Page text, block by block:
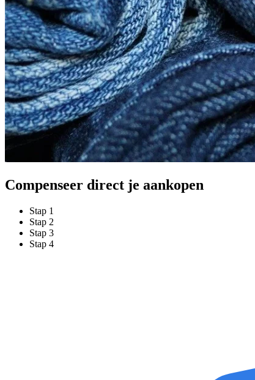
Compenseer direct je aankopen
Stap 1
Stap 2
Stap 3
Stap 4